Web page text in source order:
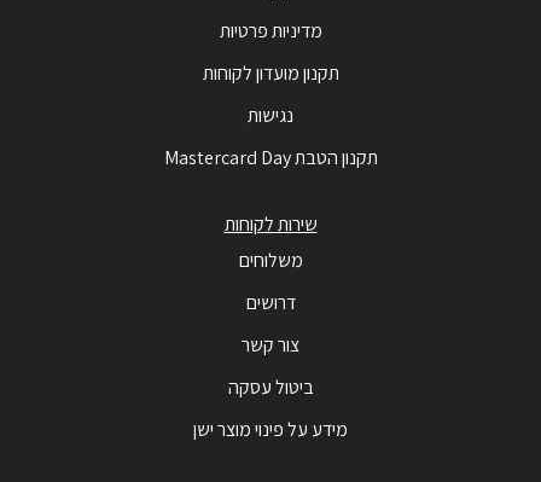
מדיניות פרטיות
תקנון מועדון לקוחות
נגישות
תקנון הטבת Mastercard Day
שירות לקוחות
משלוחים
דרושים
צור קשר
ביטול עסקה
מידע על פינוי מוצר ישן